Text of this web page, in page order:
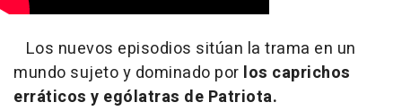
Los nuevos episodios sitúan la trama en un
mundo sujeto y dominado por los caprichos
erráticos y ególatras de Patriota.